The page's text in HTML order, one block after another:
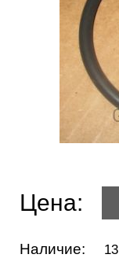
Цена:
Наличие: 13